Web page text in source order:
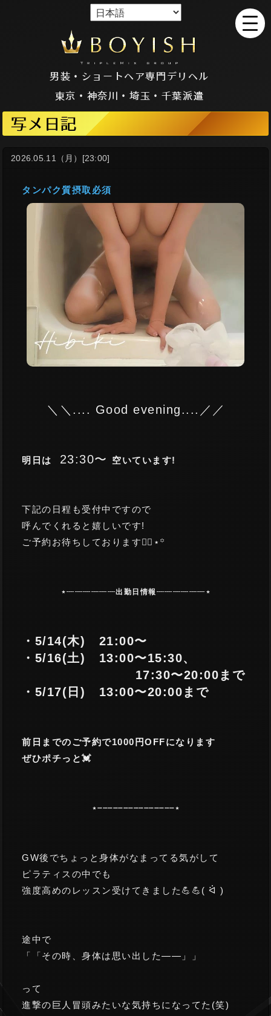
男装・ショートヘア専門デリヘル
東京・神奈川・埼玉・千葉派遣
写メ日記
2026.05.11（月）[23:00]
タンパク質摂取必須
＼＼.... Good evening....／／
明日は23:30〜空いています!
下記の日程も受付中ですので
呼んでくれると嬉しいです!
ご予約お待ちしております🙂‍↕️⋆꙳
⋆┈┈┈┈┈┈出勤日情報┈┈┈┈┈┈⋆
・5/14(木) 21:00〜
・5/16(土) 13:00〜15:30、
17:30〜20:00まで
・5/17(日) 13:00〜20:00まで
前日までのご予約で1000円OFFになります
ぜひポチっと💓
⋆┈┈┈┈┈┈┈┈┈┈┈┈┈┈┈⋆
GW後でちょっと身体がなまってる気がして
ピラティスの中でも
強度高めのレッスン受けてきました💪💪( ᐛ )
途中で
「「その時、身体は思い出した――」」
って
進撃の巨人冒頭みたいな気持ちになってた(笑)